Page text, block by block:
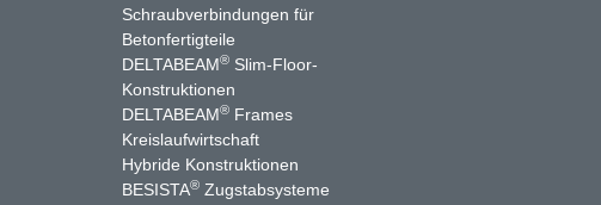
Schraubverbindungen für
Betonfertigteile
DELTABEAM® Slim-Floor-
Konstruktionen
DELTABEAM® Frames
Kreislaufwirtschaft
Hybride Konstruktionen
BESISTA® Zugstabsysteme
YouTubeKontakt